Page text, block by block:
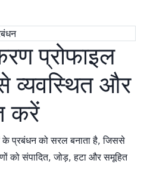
प्रोफाइल
व्यवस्थित और
करें
प्रबंधन को सरल बनाता है, जिससे
को संपादित, जोड़, हटा और समूहित